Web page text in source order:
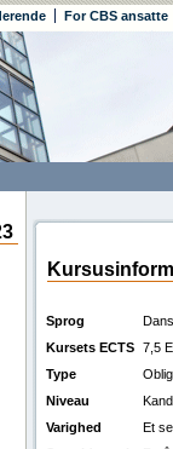
For CBS ansatte
Sprog
Kursets ECTS 7,5
Type
Niveau
Varighed
Et